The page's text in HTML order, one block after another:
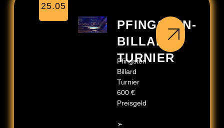
…
25.05
PFINGSTEN-
BILLARD
TURNIER
Pfingsten-
Billard
Turnier
600 €
Preisgeld
➢